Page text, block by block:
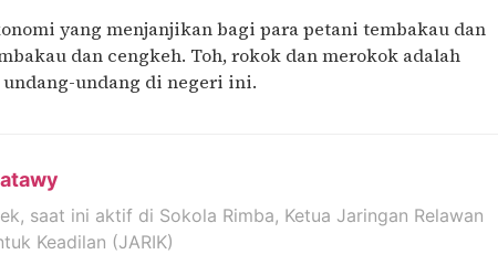
yang menjanjikan bagi para petani tembakau dan
dan cengkeh. Toh, rokok dan merokok adalah
undang di negeri ini.
saat ini aktif di Sokola Rimba, Ketua Jaringan Relawan
Keadilan (JARIK)